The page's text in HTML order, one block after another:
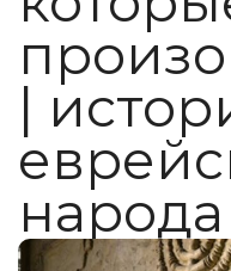
|
народа